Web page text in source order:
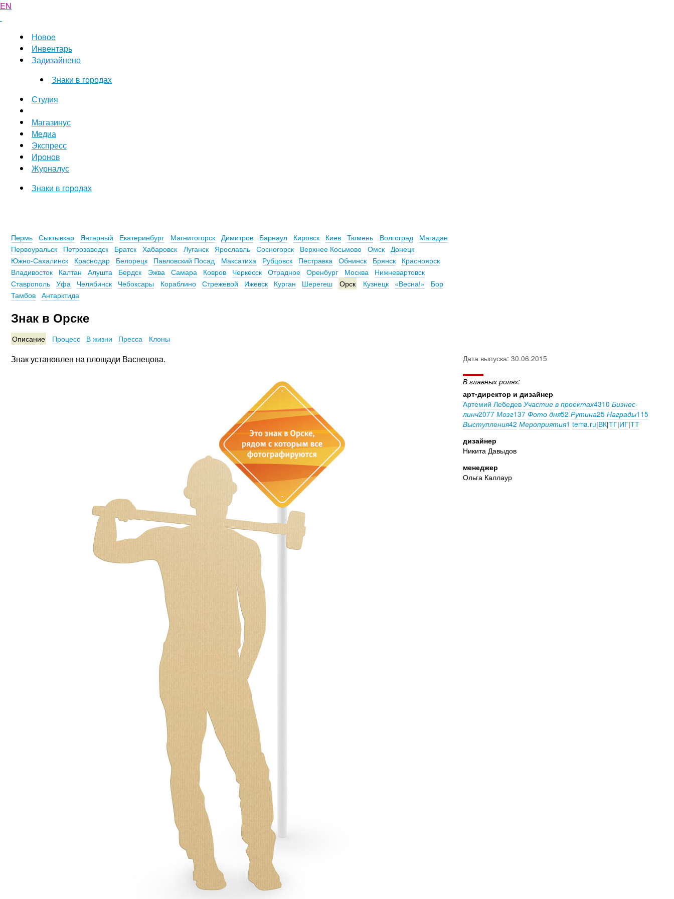
EN
Новое
Инвентарь
Задизайнено
Знаки в городах
Студия
Магазинус
Медиа
Экспресс
Иронов
Журналус
Знаки в городах
Пермь Сыктывкар Янтарный Екатеринбург Магнитогорск Димитров Барнаул Кировск Киев Тюмень Волгоград
Магадан
Первоуральск
Петрозаводск Братск Хабаровск Луганск Ярославль Сосногорск Верхнее Косьмово Омск
Донецк
Южно-Сахалинск
Краснодар Белорецк Павловский Посад Максатиха Рубцовск Пестравка Обнинск Брянск
Красноярск
Владивосток
Калтан Алушта Бердск Эжва Самара Ковров Черкесск Отрадное Оренбург Москва
Нижневартовск
Ставрополь
Уфа Челябинск Чебоксары Кораблино Стрежевой Ижевск Курган Шерегеш Орск Кузнецк «Весна!»
Бор
Тамбов
Антарктида
Знак в Орске
Описание Процесс В жизни Пресса Клоны
Знак установлен на площади Васнецова. Дата выпуска: 30.06.2015
В главных ролях:
арт-директор и дизайнер
Артемий Лебедев Участие в проектах4310 Бизнес-
линч2077 Мозг137 Фото дня52 Рутина25 Награды115
Выступления42 Мероприятия1 tema.ru|ВК|ТГ|ИГ|ТТ
дизайнер
Никита Давыдов
менеджер
Ольга Каллаур